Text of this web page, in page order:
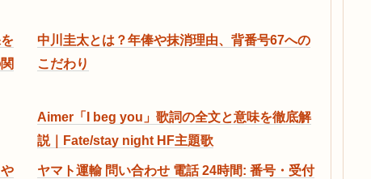
中川圭太とは？年俸や抹消理由、背番号67への
こだわり
Aimer「I beg you」歌詞の全文と意味を徹底解
説｜Fate/stay night HF主題歌
ヤマト運輸 問い合わせ 電話 24時間: 番号・受付